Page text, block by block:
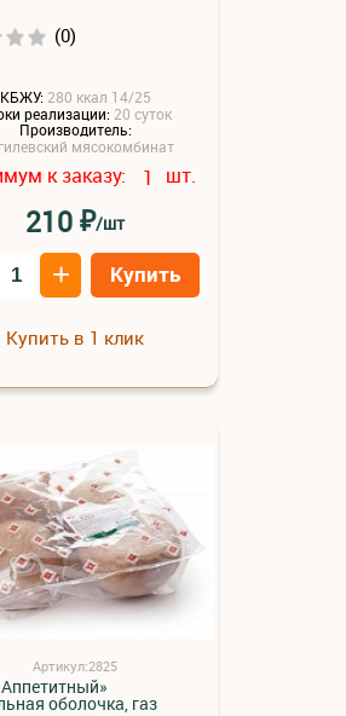
(0)
КБЖУ: 280 ккал 14/25
реализации: 20 суток
Производитель:
мясокомбинат
к заказу: 1 шт.
210₽/шт
+ Купить
Купить в 1 клик
Артикул:2825
оболочка, газ